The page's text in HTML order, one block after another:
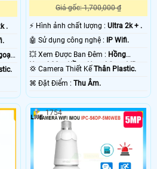
.
Giá gốc: 1,700,000 ₫
️⚡ Hình ảnh chất lượng :Ultra 2k + .
🤖️ Sử dụng công nghệ :
IP Wifi.
💥 Xem Được Ban Đêm : Hồng
Ngoại 30m Hồng Ngoại Smart IR.
💢 Camera Thiết KếThân Plastic.
️⌘ Đặt Điểm :Thu Âm.
1754